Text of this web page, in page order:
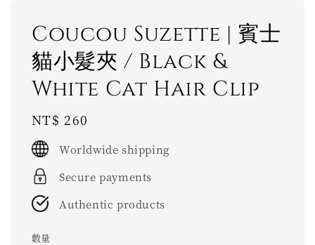
Coucou Suzette | 賓士
貓小髮夾 / Black &
White Cat Hair Clip
Regular
price
NT$ 260
Worldwide shipping
Secure payments
Authentic products
數量